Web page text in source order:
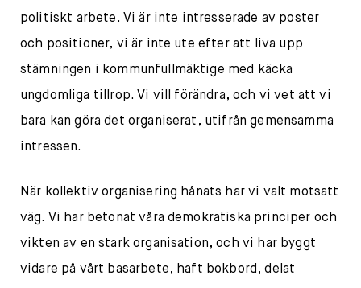
politiskt arbete. Vi är inte intresserade av poster
och positioner, vi är inte ute efter att liva upp
stämningen i kommunfullmäktige med käcka
ungdomliga tillrop. Vi vill förändra, och vi vet att vi
bara kan göra det organiserat, utifrån gemensamma
intressen.
När kollektiv organisering hånats har vi valt motsatt
väg. Vi har betonat våra demokratiska principer och
vikten av en stark organisation, och vi har byggt
vidare på vårt basarbete, haft bokbord, delat